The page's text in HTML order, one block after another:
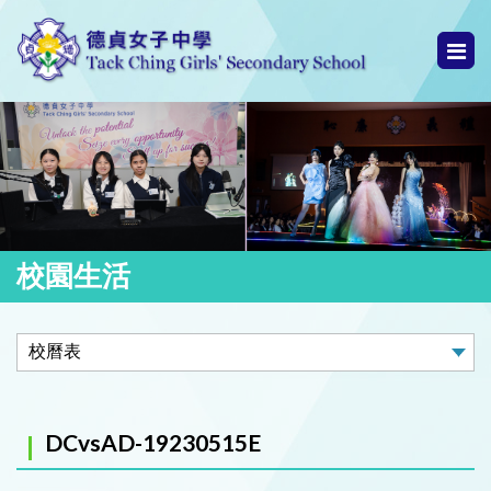
校園生活
DCvsAD-19230515E